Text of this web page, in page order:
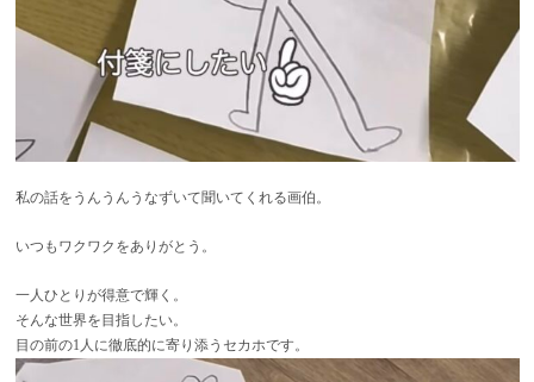
私の話をうんうんうなずいて聞いてくれる画伯。
いつもワクワクをありがとう。
一人ひとりが得意で輝く。
そんな世界を目指したい。
目の前の1人に徹底的に寄り添うセカホです。